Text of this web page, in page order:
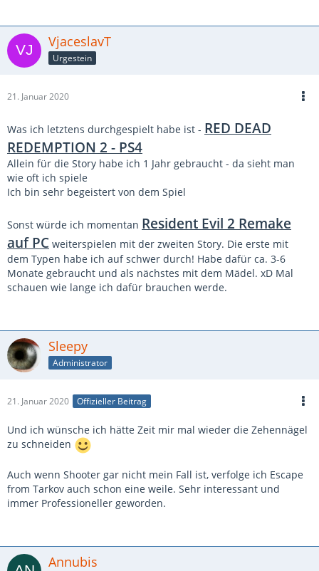
VjaceslavT
Urgestein
21. Januar 2020
Was ich letztens durchgespielt habe ist - RED DEAD
REDEMPTION 2 - PS4
Allein für die Story habe ich 1 Jahr gebraucht - da sieht man
wie oft ich spiele
Ich bin sehr begeistert von dem Spiel
Sonst würde ich momentan Resident Evil 2 Remake
auf PC weiterspielen mit der zweiten Story. Die erste mit
dem Typen habe ich auf schwer durch! Habe dafür ca. 3-6
Monate gebraucht und als nächstes mit dem Mädel. xD Mal
schauen wie lange ich dafür brauchen werde.
Sleepy
Administrator
21. Januar 2020 Offizieller Beitrag
Und ich wünsche ich hätte Zeit mir mal wieder die Zehennägel
zu schneiden
Auch wenn Shooter gar nicht mein Fall ist, verfolge ich Escape
from Tarkov auch schon eine weile. Sehr interessant und
immer Professioneller geworden.
Annubis